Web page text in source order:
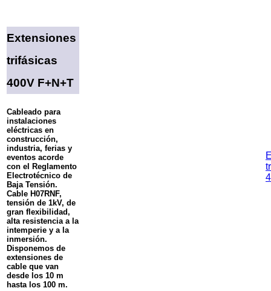
Extensiones
trifásicas
400V F+N+T
Cableado para
instalaciones
eléctricas en
construcción,
industria, ferias y
eventos acorde
con el Reglamento
Electrotécnico de
Baja Tensión.
Cable H07RNF,
tensión de 1kV, de
gran flexibilidad,
alta resistencia a la
intemperie y a la
inmersión.
Disponemos de
extensiones de
cable que van
desde los 10 m
hasta los 100 m.